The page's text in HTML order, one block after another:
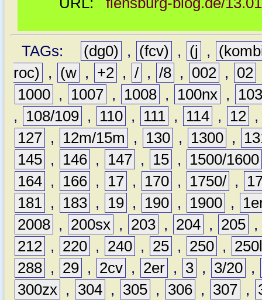
TAGs: (dg0) , (fcv) , (j ,
roc)
, (w , +2 , / , /8 , 002 , 02
1000 , 1007 , 1008 , 100nx ,
,
108/109 , 110 , 111 , 114 , 12
127 , 12m/15m , 130 , 1300 ,
145 , 146 , 147 , 15 ,
1500/1600
164 , 166 , 17 , 170 , 1750/ ,
181 , 183 , 19 , 190 , 1900 ,
2008 , 200sx , 203 , 204 , 205 ,
212 , 220 , 240 , 25 , 250 ,
288 , 29 , 2cv , 2er , 3 , 3/20 ,
300zx , 304 , 305 , 306 , 307 ,